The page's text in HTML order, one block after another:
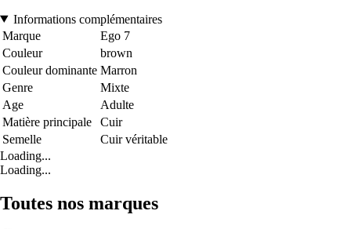
Informations complémentaires
Marque
Ego 7
Couleur
brown
Couleur dominante Marron
Genre
Mixte
Age
Adulte
Matière principale
Cuir
Semelle
Cuir véritable
Loading...
Loading...
Toutes nos marques